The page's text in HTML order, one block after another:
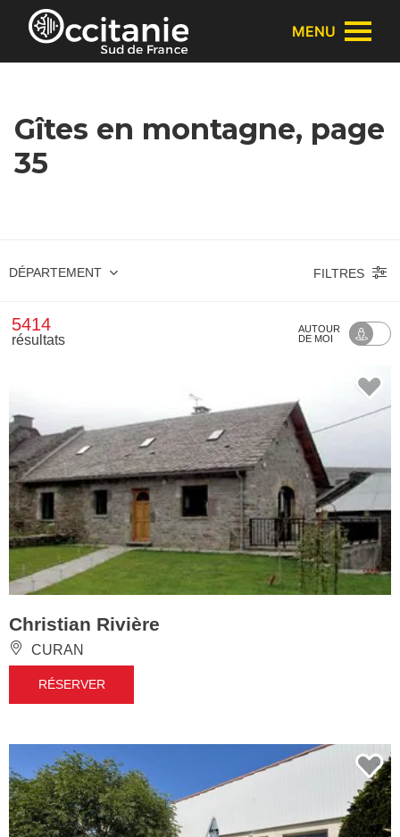
Panneau de gestion des cookies
MENU
Gîtes en montagne, page
35
DÉPARTEMENT FILTRES
5414
résultats
AUTOUR
DE MOI
Christian Rivière
CURAN
RÉSERVER